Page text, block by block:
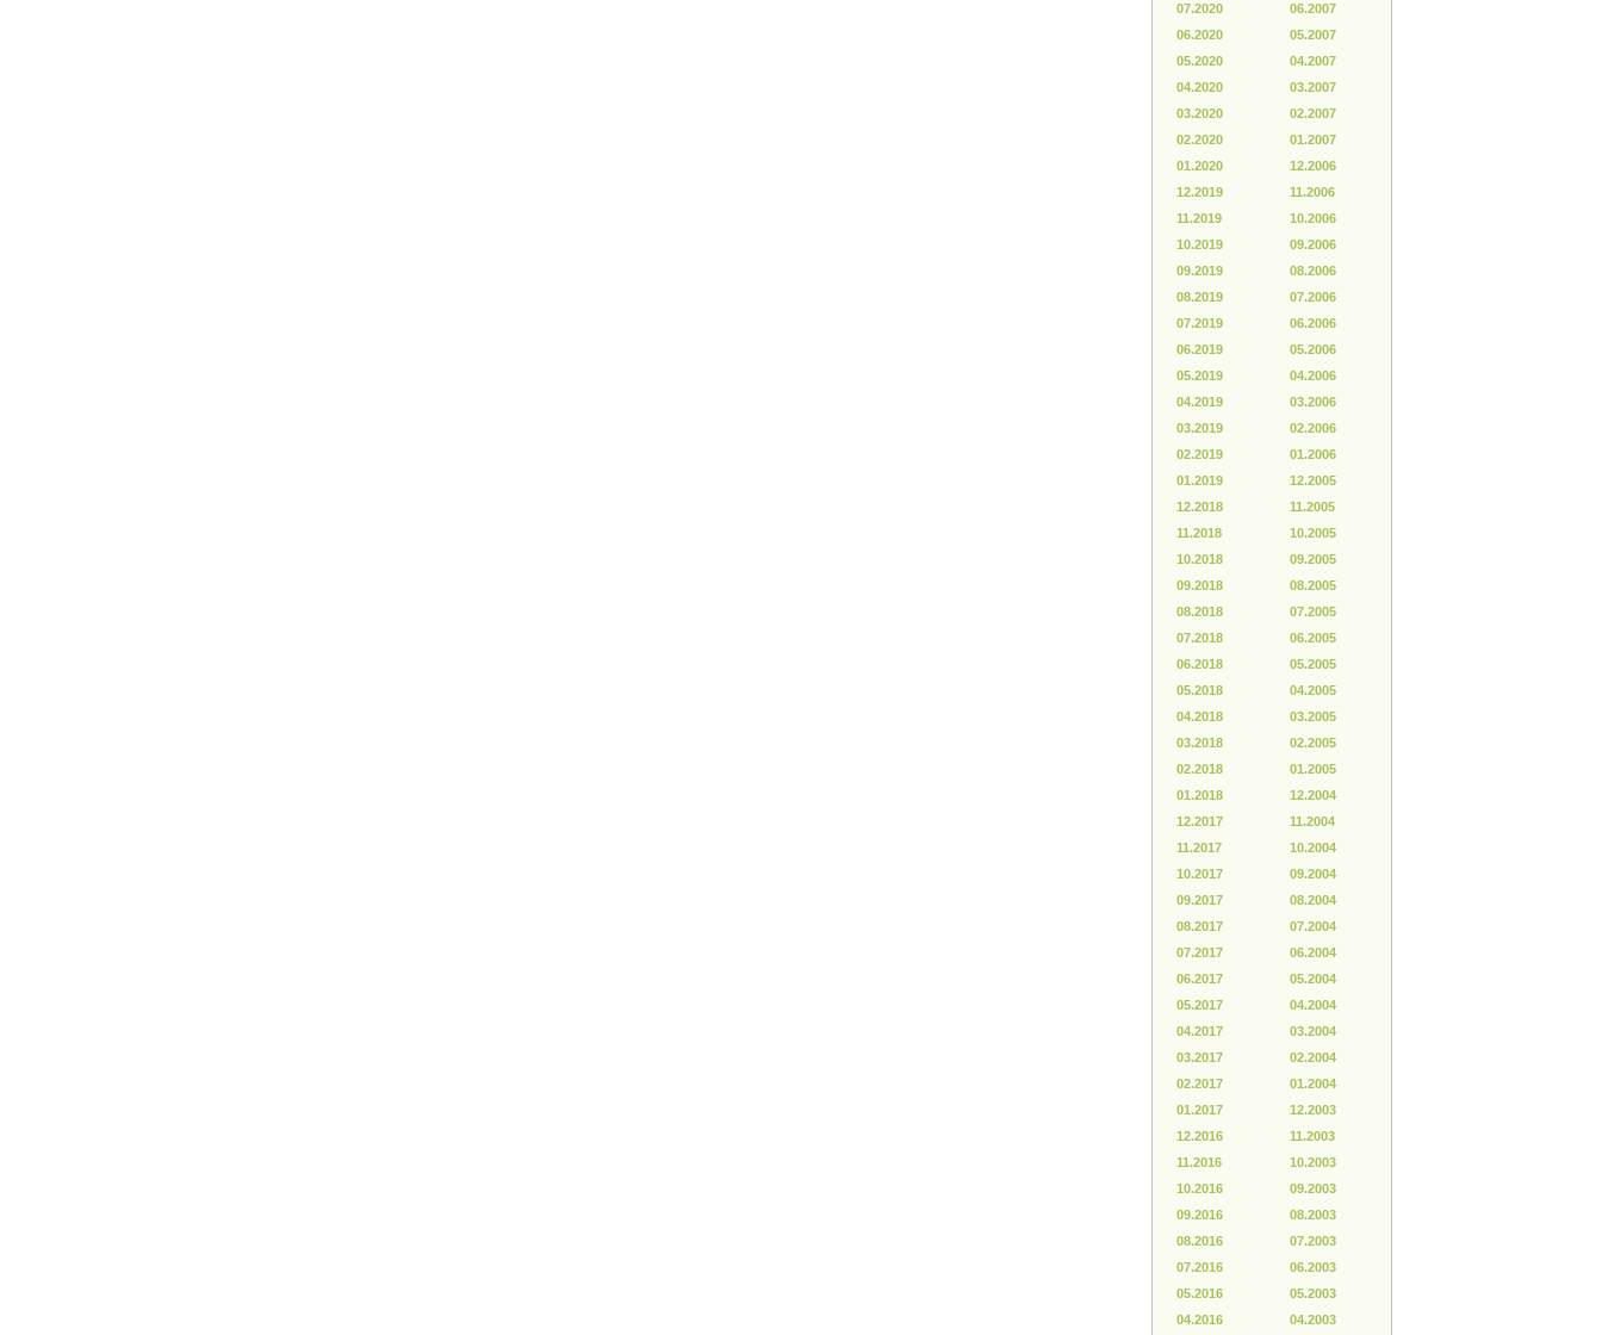
07.2020
06.2020
05.2020
04.2020
03.2020
02.2020
01.2020
12.2019
11.2019
10.2019
09.2019
08.2019
07.2019
06.2019
05.2019
04.2019
03.2019
02.2019
01.2019
12.2018
11.2018
10.2018
09.2018
08.2018
07.2018
06.2018
05.2018
04.2018
03.2018
02.2018
01.2018
12.2017
11.2017
10.2017
09.2017
08.2017
07.2017
06.2017
05.2017
04.2017
03.2017
02.2017
01.2017
12.2016
11.2016
10.2016
09.2016
08.2016
07.2016
05.2016
04.2016
06.2007
05.2007
04.2007
03.2007
02.2007
01.2007
12.2006
11.2006
10.2006
09.2006
08.2006
07.2006
06.2006
05.2006
04.2006
03.2006
02.2006
01.2006
12.2005
11.2005
10.2005
09.2005
08.2005
07.2005
06.2005
05.2005
04.2005
03.2005
02.2005
01.2005
12.2004
11.2004
10.2004
09.2004
08.2004
07.2004
06.2004
05.2004
04.2004
03.2004
02.2004
01.2004
12.2003
11.2003
10.2003
09.2003
08.2003
07.2003
06.2003
05.2003
04.2003